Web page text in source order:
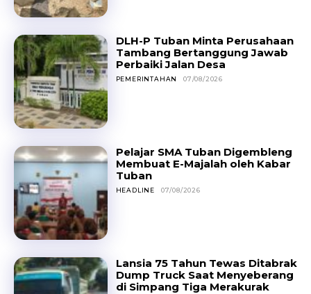
DLH-P Tuban Minta Perusahaan
Tambang Bertanggung Jawab
Perbaiki Jalan Desa
PEMERINTAHAN 07/08/2026
Pelajar SMA Tuban Digembleng
Membuat E-Majalah oleh Kabar
Tuban
HEADLINE 07/08/2026
Lansia 75 Tahun Tewas Ditabrak
Dump Truck Saat Menyeberang
di Simpang Tiga Merakurak